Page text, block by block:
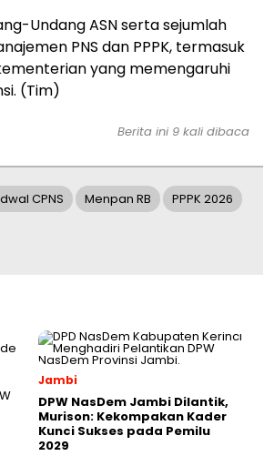
Undang ASN serta sejumlah
PNS dan PPPK, termasuk
yang memengaruhi
(Tim)
Berita ini 9 kali dibaca
CPNS Menpan RB PPPK 2026
Jambi
DPW NasDem Jambi Dilantik,
Murison: Kekompakan Kader
Kunci Sukses pada Pemilu
2029